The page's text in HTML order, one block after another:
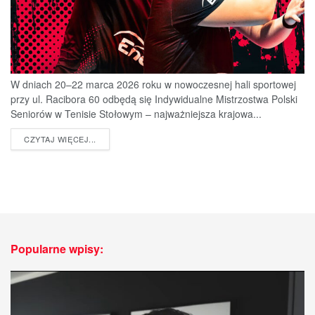
W dniach 20–22 marca 2026 roku w nowoczesnej hali sportowej
przy ul. Racibora 60 odbędą się Indywidualne Mistrzostwa Polski
Seniorów w Tenisie Stołowym – najważniejsza krajowa...
CZYTAJ WIĘCEJ...
Popularne wpisy: